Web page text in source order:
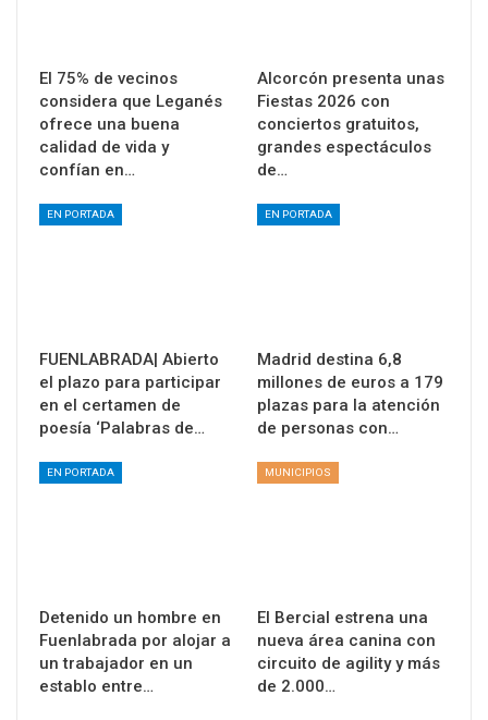
El 75% de vecinos
considera que Leganés
ofrece una buena
calidad de vida y
confían en…
Alcorcón presenta unas
Fiestas 2026 con
conciertos gratuitos,
grandes espectáculos
de…
EN PORTADA
FUENLABRADA| Abierto
el plazo para participar
en el certamen de
poesía ‘Palabras de…
EN PORTADA
Madrid destina 6,8
millones de euros a 179
plazas para la atención
de personas con…
EN PORTADA
Detenido un hombre en
Fuenlabrada por alojar a
un trabajador en un
establo entre…
MUNICIPIOS
El Bercial estrena una
nueva área canina con
circuito de agility y más
de 2.000…